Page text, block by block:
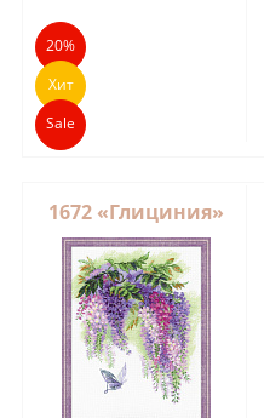
20%
Хит
Sale
1672 «Глициния»